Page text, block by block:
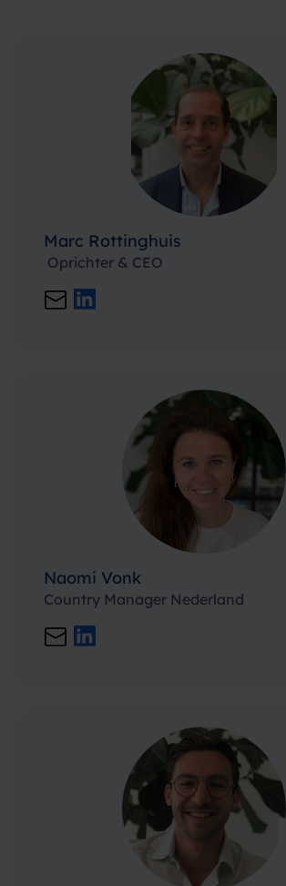
Marc Rottinghuis
Oprichter & CEO
Naomi Vonk
Country Manager Nederland